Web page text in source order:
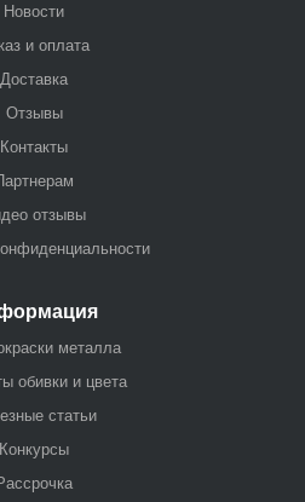
Новости
и оплата
Доставка
Отзывы
Контакты
отзывы
металла
обивки и цвета
статьи
Конкурсы